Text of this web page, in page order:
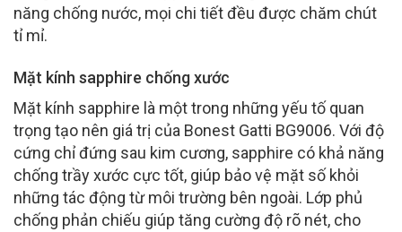
năng chống nước, mọi chi tiết đều được chăm chút
tỉ mỉ.
Mặt kính sapphire chống xước
Mặt kính sapphire là một trong những yếu tố quan
trọng tạo nên giá trị của Bonest Gatti BG9006. Với độ
cứng chỉ đứng sau kim cương, sapphire có khả năng
chống trầy xước cực tốt, giúp bảo vệ mặt số khỏi
những tác động từ môi trường bên ngoài. Lớp phủ
chống phản chiếu giúp tăng cường độ rõ nét, cho